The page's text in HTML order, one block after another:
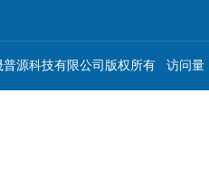
源科技有限公司版权所有 访问量